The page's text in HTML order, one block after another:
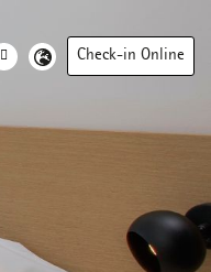
Check-in Online